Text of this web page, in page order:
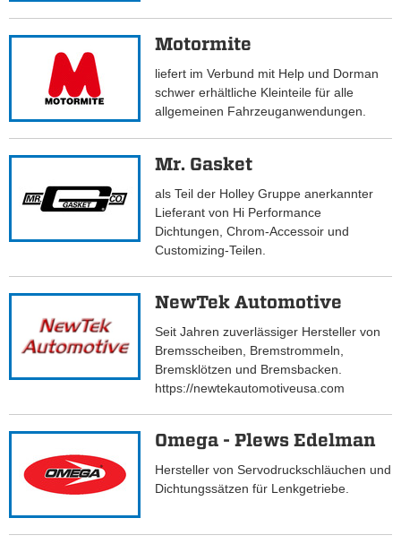
Motormite
liefert im Verbund mit Help und Dorman
schwer erhältliche Kleinteile für alle
allgemeinen Fahrzeuganwendungen.
Mr. Gasket
als Teil der Holley Gruppe anerkannter
Lieferant von Hi Performance
Dichtungen, Chrom-Accessoir und
Customizing-Teilen.
NewTek Automotive
Seit Jahren zuverlässiger Hersteller von
Bremsscheiben, Bremstrommeln,
Bremsklötzen und Bremsbacken.
https://newtekautomotiveusa.com
Omega - Plews Edelman
Hersteller von Servodruckschläuchen und
Dichtungssätzen für Lenkgetriebe.